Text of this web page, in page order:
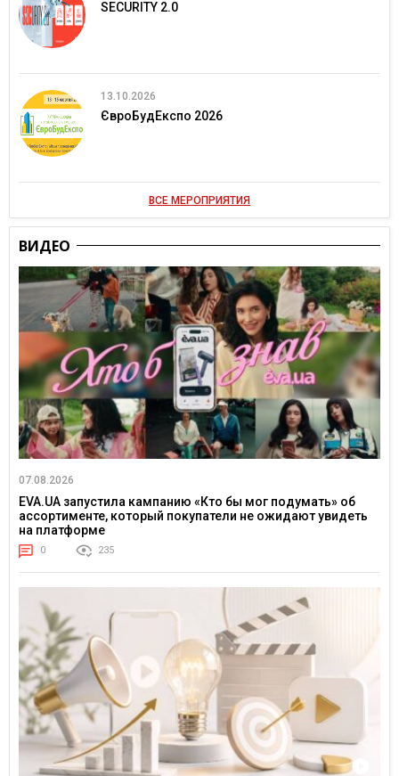
SECURITY 2.0
13.10.2026
ЄвроБудЕкспо 2026
ВСЕ МЕРОПРИЯТИЯ
ВИДЕО
07.08.2026
EVA.UA запустила кампанию «Кто бы мог подумать» об
ассортименте, который покупатели не ожидают увидеть
на платформе
0 235